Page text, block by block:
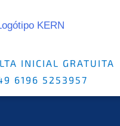
INICIAL GRATUITA
6196 5253957